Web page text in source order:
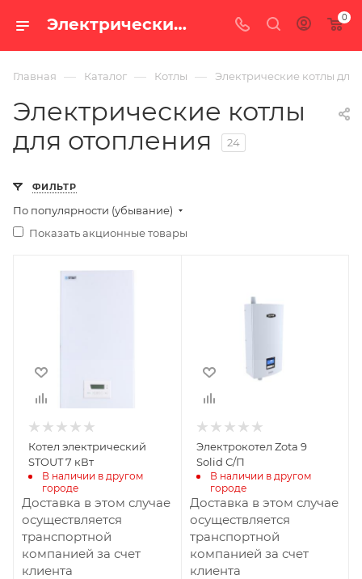
Электрические котлы для отопления — купить в Екатеринбурге по цене от 6 465 руб. с доставкой по России в интернет-магазине «100 печей.ру» 0
Главная — Каталог — Котлы — Электрические котлы для
Электрические котлы
для отопления
24
ФИЛЬТР
По популярности (убывание)
Показать акционные товары
Котел электрический
STOUT 7 кВт
В наличии в другом
городе
Доставка в этом случае
осуществляется
транспортной
компанией за счет
клиента
730
Материал
Сталь
Вид топлива
Электричество
Габариты В*Ш*Г мм
730x300x170
Гарантия, мес.
12
Электрокотел Zota 9
Solid С/П
В наличии в другом
городе
Доставка в этом случае
осуществляется
транспортной
компанией за счет
клиента